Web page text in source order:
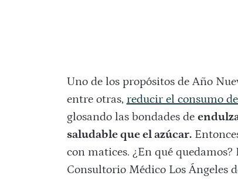
Uno de los propósitos de Año
entre otras, reducir el consumo
glosando las bondades de
saludable que el azúcar.
con matices. ¿En qué
Consultorio Médico Los Ángeles